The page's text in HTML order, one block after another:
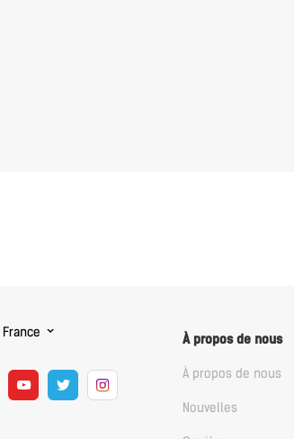
France À propos de nous
À propos de nous
Nouvelles